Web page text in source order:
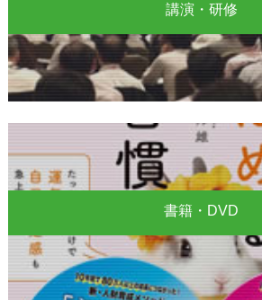
講演・研修
書籍・DVD